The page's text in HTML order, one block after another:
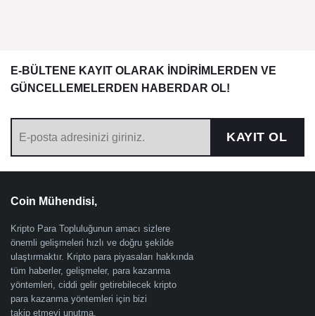
E-BÜLTENE KAYIT OLARAK İNDİRİMLERDEN VE
GÜNCELLEMELERDEN HABERDAR OL!
KAYIT OL
Coin Mühendisi,
Kripto Para Topluluğunun amacı sizlere
önemli gelişmeleri hızlı ve doğru şekilde
ulaştırmaktır. Kripto para piyasaları hakkında
tüm haberler, gelişmeler, para kazanma
yöntemleri, ciddi gelir getirebilecek kripto
para kazanma yöntemleri için bizi
takip etmeyi unutma.